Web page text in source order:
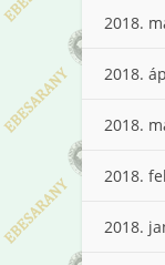
2018.
2018.
2018.
2018.
2018.